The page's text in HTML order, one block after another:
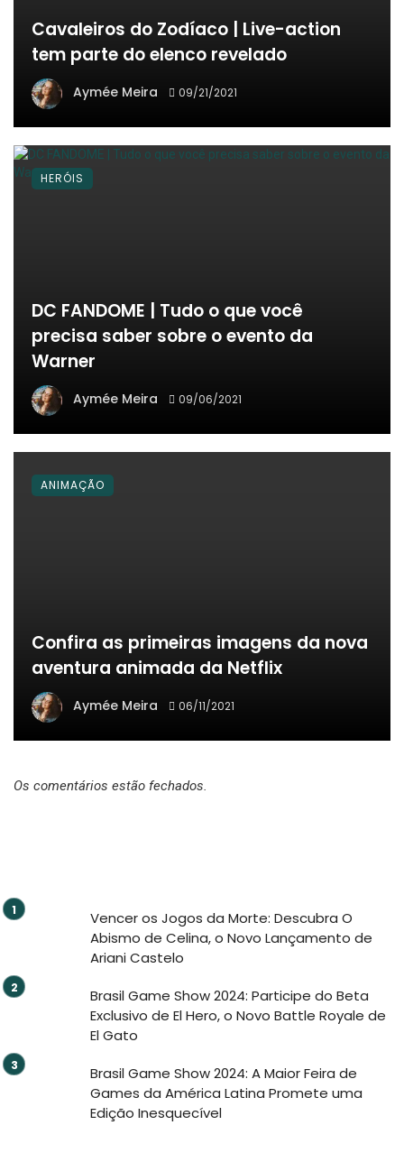
Cavaleiros do Zodíaco | Live-action
tem parte do elenco revelado
Aymée Meira 09/21/2021
DC FANDOME | Tudo o que você
precisa saber sobre o evento da
Warner
Aymée Meira 09/06/2021
HERÓIS
Confira as primeiras imagens da nova
aventura animada da Netflix
Aymée Meira 06/11/2021
ANIMAÇÃO
Os comentários estão fechados.
Vencer os Jogos da Morte: Descubra O
Abismo de Celina, o Novo Lançamento de
Ariani Castelo
Brasil Game Show 2024: Participe do Beta
Exclusivo de El Hero, o Novo Battle Royale de
El Gato
Brasil Game Show 2024: A Maior Feira de
Games da América Latina Promete uma
Edição Inesquecível